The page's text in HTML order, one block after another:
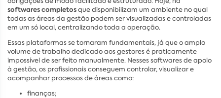
softwares completosque disponibilizam um ambiente no qual
todas as áreas da gestão podem ser visualizadas e controladas
em um só local, centralizando toda a operação.
Essas plataformas se tornaram fundamentais, já que o amplo
volume de trabalho dedicado aos gestores é praticamente
impossível de ser feito manualmente. Nesses softwares de apoio
à gestão, os profissionais conseguem controlar, visualizar e
acompanhar processos de áreas como:
finanças;